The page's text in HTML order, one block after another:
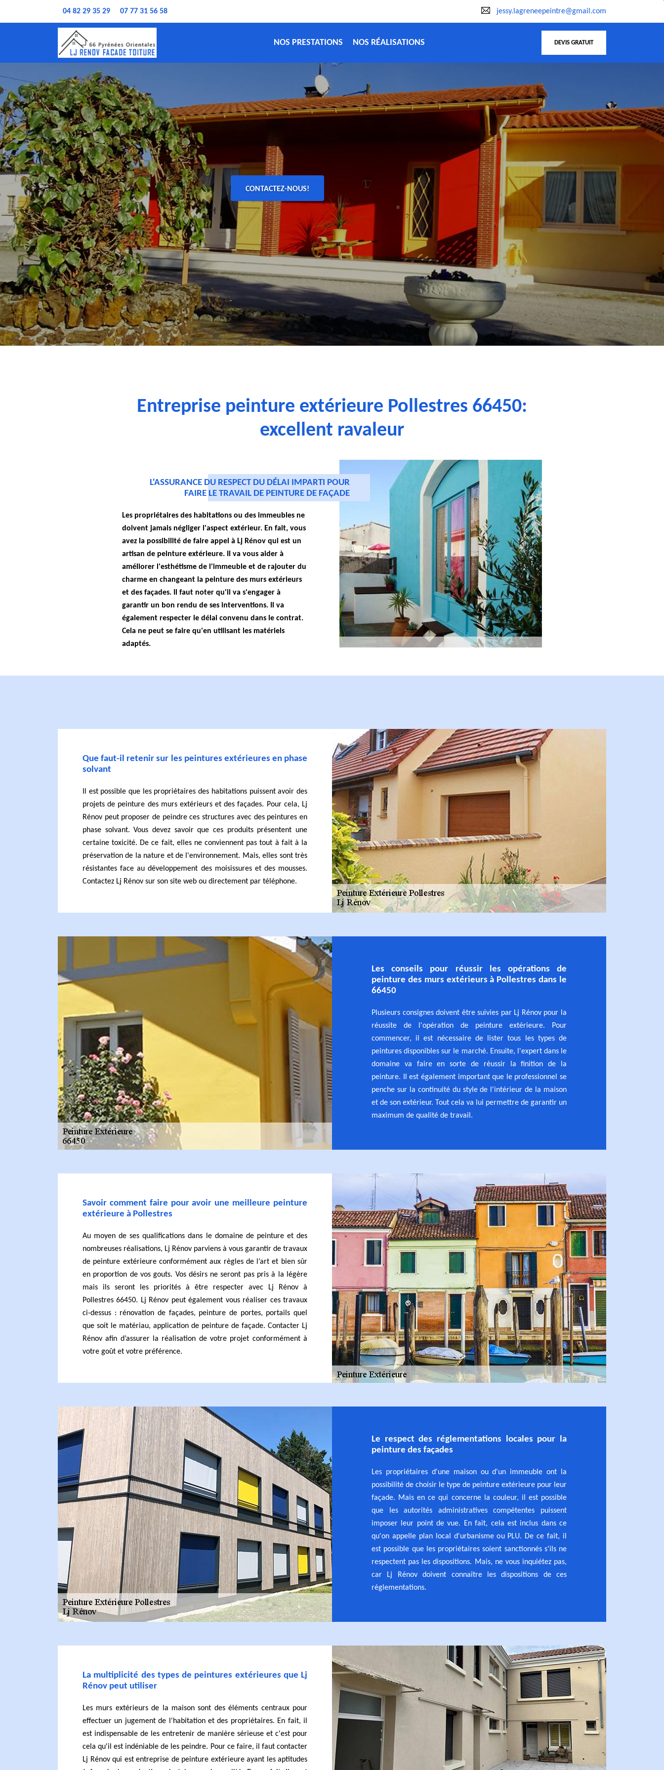
04 82 29 35 29 07 77 31 56 58 jessy.lagreneepeintre@gmail.com
NOS PRESTATIONS NOS RÉALISATIONS DEVIS GRATUIT
CONTACTEZ-NOUS!
Entreprise peinture extérieure Pollestres 66450:
excellent ravaleur
L'ASSURANCE DU RESPECT DU DÉLAI IMPARTI POUR
FAIRE LE TRAVAIL DE PEINTURE DE FAÇADE
Les propriétaires des habitations ou des immeubles ne
doivent jamais négliger l'aspect extérieur. En fait, vous
avez la possibilité de faire appel à Lj Rénov qui est un
artisan de peinture extérieure. Il va vous aider à
améliorer l'esthétisme de l'immeuble et de rajouter du
charme en changeant la peinture des murs extérieurs
et des façades. Il faut noter qu'il va s'engager à
garantir un bon rendu de ses interventions. Il va
également respecter le délai convenu dans le contrat.
Cela ne peut se faire qu'en utilisant les matériels
adaptés.
Que faut-il retenir sur les peintures extérieures en phase
solvant
Il est possible que les propriétaires des habitations puissent avoir des
projets de peinture des murs extérieurs et des façades. Pour cela, Lj
Rénov peut proposer de peindre ces structures avec des peintures en
phase solvant. Vous devez savoir que ces produits présentent une
certaine toxicité. De ce fait, elles ne conviennent pas tout à fait à la
préservation de la nature et de l'environnement. Mais, elles sont très
résistantes face au développement des moisissures et des mousses.
Contactez Lj Rénov sur son site web ou directement par téléphone.
Les conseils pour réussir les opérations de
peinture des murs extérieurs à Pollestres dans le
66450
Plusieurs consignes doivent être suivies par Lj Rénov pour la
réussite de l'opération de peinture extérieure. Pour
commencer, il est nécessaire de lister tous les types de
peintures disponibles sur le marché. Ensuite, l'expert dans le
domaine va faire en sorte de réussir la finition de la
peinture. Il est également important que le professionnel se
penche sur la continuité du style de l'intérieur de la maison
et de son extérieur. Tout cela va lui permettre de garantir un
maximum de qualité de travail.
Savoir comment faire pour avoir une meilleure peinture
extérieure à Pollestres
Au moyen de ses qualifications dans le domaine de peinture et des
nombreuses réalisations, Lj Rénov parviens à vous garantir de travaux
de peinture extérieure conformément aux règles de l’art et bien sûr
en proportion de vos gouts. Vos désirs ne seront pas pris à la légère
mais ils seront les priorités à être respecter avec Lj Rénov à
Pollestres 66450. Lj Rénov peut également vous réaliser ces travaux
ci-dessus : rénovation de façades, peinture de portes, portails quel
que soit le matériau, application de peinture de façade. Contacter Lj
Rénov afin d’assurer la réalisation de votre projet conformément à
votre goût et votre préférence.
Le respect des réglementations locales pour la
peinture des façades
Les propriétaires d'une maison ou d'un immeuble ont la
possibilité de choisir le type de peinture extérieure pour leur
façade. Mais en ce qui concerne la couleur, il est possible
que les autorités administratives compétentes puissent
imposer leur point de vue. En fait, cela est inclus dans ce
qu'on appelle plan local d'urbanisme ou PLU. De ce fait, il
est possible que les propriétaires soient sanctionnés s'ils ne
respectent pas les dispositions. Mais, ne vous inquiétez pas,
car Lj Rénov doivent connaître les dispositions de ces
réglementations.
La multiplicité des types de peintures extérieures que Lj
Rénov peut utiliser
Les murs extérieurs de la maison sont des éléments centraux pour
effectuer un jugement de l'habitation et des propriétaires. En fait, il
est indispensable de les entretenir de manière sérieuse et c'est pour
cela qu'il est indéniable de les peindre. Pour ce faire, il faut contacter
Lj Rénov qui est entreprise de peinture extérieure ayant les aptitudes